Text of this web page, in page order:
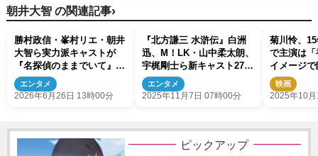
朝井大智 の関連記事›
勝村政信・峯村リエ・朝井
大智ら実力派キャストが
『名探偵のままでいて』参
戦 主題歌は平井大「名残
花」に決定
エンタメ
2026年6月26日 13時00分
『北方謙三 水滸伝』白洲
迅、M！LK・山中柔太朗、
宇梶剛士ら新キャスト27名
一挙解禁！
エンタメ
2025年11月7日 07時00分
菊川怜、
で主演は
イメージ
映画
2025年10
ピックアップ